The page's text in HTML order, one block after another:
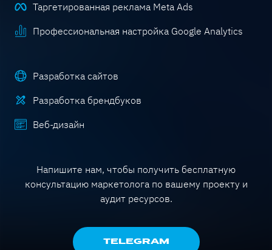
Таргетированная реклама Meta Ads
Профессиональная настройка Google Analytics
Разработка сайтов
Разработка брендбуков
Веб-дизайн
Напишите нам, чтобы получить бесплатную
консультацию маркетолога по вашему проекту и
аудит ресурсов.
TELEGRAM